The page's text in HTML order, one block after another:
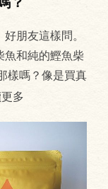
朋友這樣問。
魚和純的鰹魚柴
樣嗎？像是買真
多